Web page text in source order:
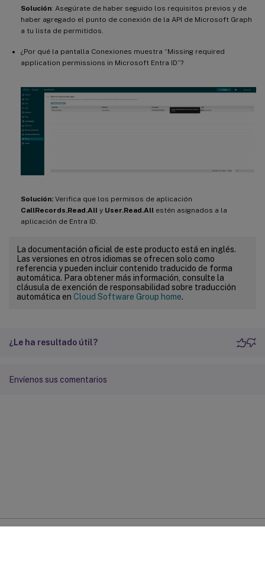
Solución: Asegúrate de haber seguido los requisitos previos y de
haber agregado el punto de conexión de la API de Microsoft Graph
a tu lista de permitidos.
¿Por qué la pantalla Conexiones muestra “Missing required
application permissions in Microsoft Entra ID”?
Solución: Verifica que los permisos de aplicación
CallRecords.Read.All y User.Read.All estén asignados a la
aplicación de Entra ID.
La documentación oficial de este producto está en inglés.
Las versiones en otros idiomas se ofrecen solo como
referencia y pueden incluir contenido traducido de forma
automática. Para obtener más información, consulte la
cláusula de exención de responsabilidad sobre traducción
automática en Cloud Software Group home.
¿Le ha resultado útil?
Envíenos sus comentarios